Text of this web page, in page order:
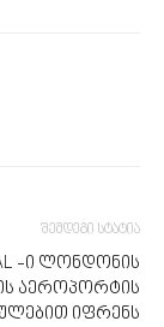
შემდეგი სტატია
-ი ლონდონის
აეროპორტის
იფრენს